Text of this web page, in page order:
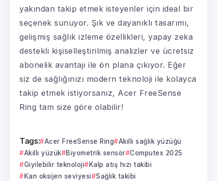
yakından takip etmek isteyenler için ideal bir
seçenek sunuyor. Şık ve dayanıklı tasarımı,
gelişmiş sağlık izleme özellikleri, yapay zeka
destekli kişiselleştirilmiş analizler ve ücretsiz
abonelik avantajı ile ön plana çıkıyor. Eğer
siz de sağlığınızı modern teknoloji ile kolayca
takip etmek istiyorsanız, Acer FreeSense
Ring tam size göre olabilir!
Tags: Acer FreeSense Ring
Akıllı sağlık yüzüğü
Akıllı yüzük
Biyometrik sensör
Computex 2025
Giyilebilir teknoloji
Kalp atış hızı takibi
Kan oksijen seviyesi
Sağlık takibi